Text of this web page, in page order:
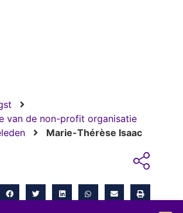
van de non-profit organisatie
Marie-Thérèse Isaac